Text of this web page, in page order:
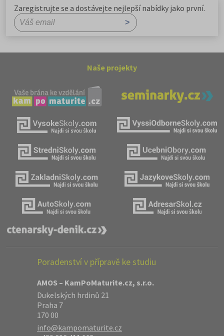
Zaregistrujte se a dostávejte nejlepší nabídky jako první.
Naše projekty
Poradenství v přípravě ke studiu
AMOS – KamPoMaturite.cz, s.r.o.
Dukelských hrdinů 21
Praha 7
170 00
info@kampomaturite.cz